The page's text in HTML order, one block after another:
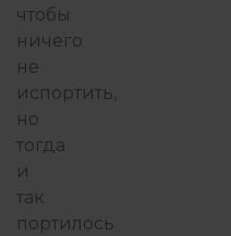
чтобы
ничего
не
испортить,
но
тогда
и
так
портилось